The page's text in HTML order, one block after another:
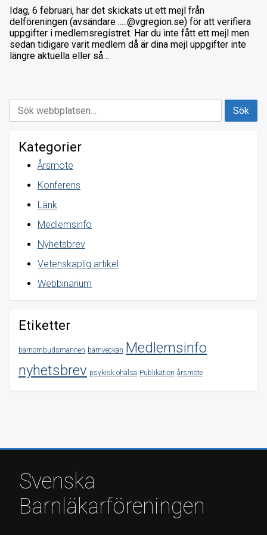
Idag, 6 februari, har det skickats ut ett mejl från
delföreningen (avsändare .....@vgregion.se) för att verifiera
uppgifter i medlemsregistret. Har du inte fått ett mejl men
sedan tidigare varit medlem då är dina mejl uppgifter inte
längre aktuella eller så…
Kategorier
Årsmöte
Konferens
Länk
Medlemsinfo
Nyhetsbrev
Vetenskaplig artikel
Webbinarium
Etiketter
barnombudsmannen barnveckan Medlemsinfo
nyhetsbrev psykisk ohälsa Publikation årsmöte
Svenska
Barnläkarföreningen